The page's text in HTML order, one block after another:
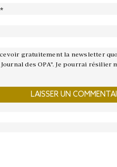
gratuitement la newsletter
des OPA". Je pourrai